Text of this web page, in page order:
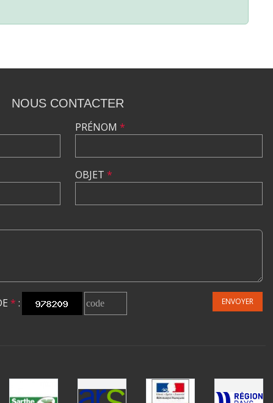
NOUS CONTACTER
PRÉNOM *
OBJET *
* : ENVOYER